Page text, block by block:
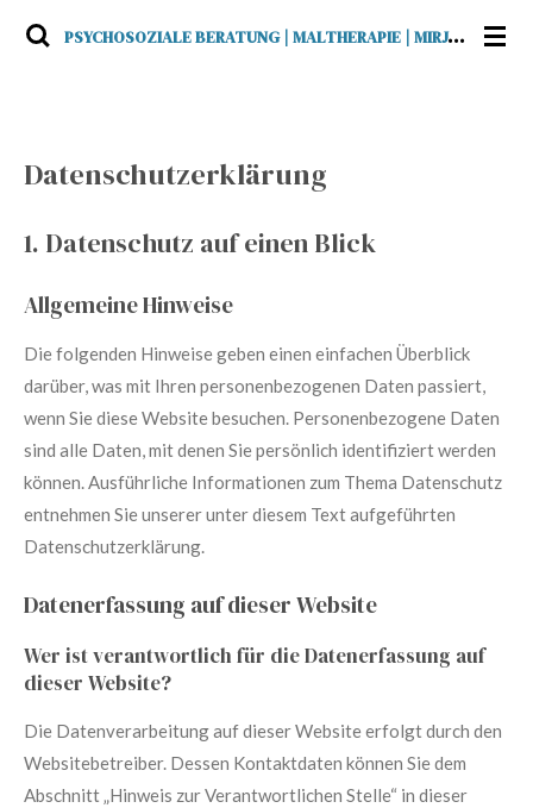
Zum
P
SYCHOSOZIALE BERATUNG | MALTHERAPIE | MIRJAM BARTL (IN AUSBILDUNG, UNTER SUPERVISION)
Datenschutz­erklärung
1. Datenschutz auf einen Blick
Allgemeine Hinweise
Die folgenden Hinweise geben einen einfachen Überblick
darüber, was mit Ihren personenbezogenen Daten passiert,
wenn Sie diese Website besuchen. Personenbezogene Daten
sind alle Daten, mit denen Sie persönlich identifiziert werden
können. Ausführliche Informationen zum Thema Datenschutz
entnehmen Sie unserer unter diesem Text aufgeführten
Datenschutzerklärung.
Datenerfassung auf dieser Website
Wer ist verantwortlich für die Datenerfassung auf
dieser Website?
Die Datenverarbeitung auf dieser Website erfolgt durch den
Websitebetreiber. Dessen Kontaktdaten können Sie dem
Abschnitt „Hinweis zur Verantwortlichen Stelle“ in dieser